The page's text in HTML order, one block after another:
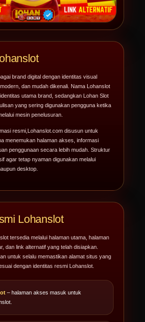
brand digital dengan identitas visual
dan mudah dikenali. Nama Lohanslot
utama brand, sedangkan Lohan Slot
yang sering digunakan pengguna ketika
mesin penelusuran.
resmi, Lohanslot.com disusun untuk
menemukan halaman akses, informasi
penggunaan secara lebih mudah. Struktur
agar tetap nyaman digunakan melalui
desktop.
Lohanslot
tersedia melalui halaman utama, halaman
dan link alternatif yang telah disiapkan.
untuk selalu memastikan alamat situs yang
dengan identitas resmi Lohanslot.
– halaman akses masuk untuk